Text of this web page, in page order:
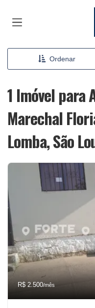
Ordenar
1 Imóvel para
Marechal
Lomba, São
R$ 2.500/mês